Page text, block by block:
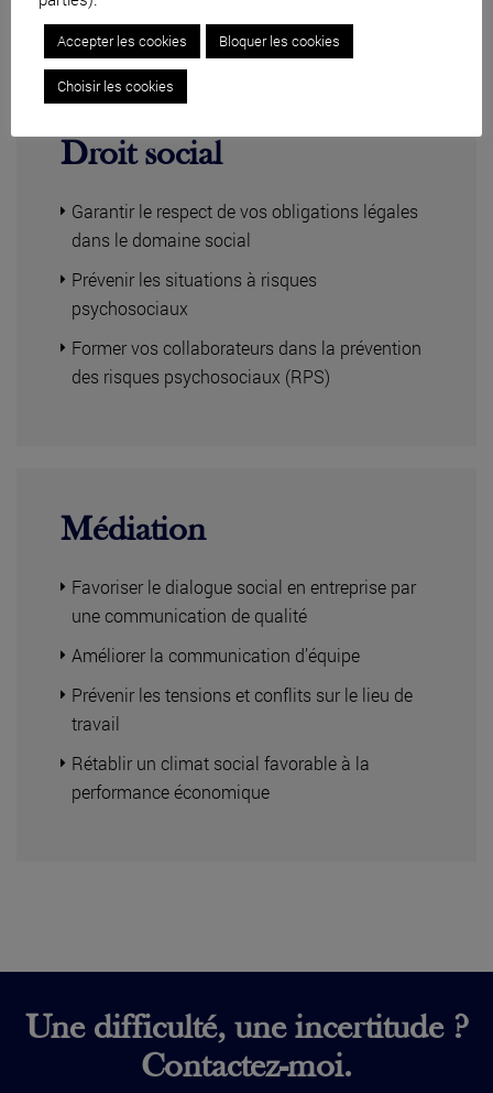
Droit social
Garantir le respect de vos obligations légales
dans le domaine social
Prévenir les situations à risques
psychosociaux
Former vos collaborateurs dans la prévention
des risques psychosociaux (RPS)
Médiation
Favoriser le dialogue social en entreprise par
une communication de qualité
Améliorer la communication d’équipe
Prévenir les tensions et conflits sur le lieu de
travail
Rétablir un climat social favorable à la
performance économique
Une difficulté, une incertitude ?
Contactez-moi.
Accepter les cookies Bloquer les cookies
Choisir les cookies